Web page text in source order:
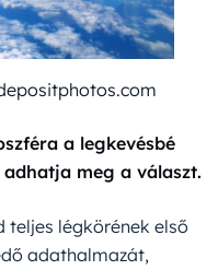
a legkevésbé
meg a választ.
teljes légkörének első
adathalmazát,